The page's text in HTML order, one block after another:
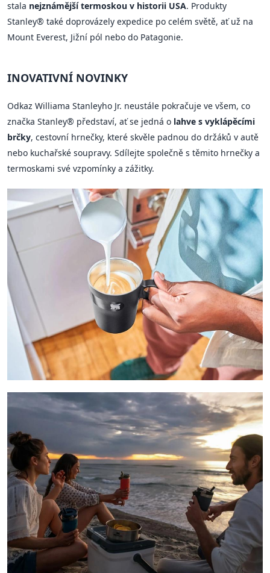
stala nejznámější termoskou v historii USA. Produkty
Stanley® také doprovázely expedice po celém světě, ať už na
Mount Everest, Jižní pól nebo do Patagonie.
INOVATIVNÍ NOVINKY
Odkaz Williama Stanleyho Jr. neustále pokračuje ve všem, co
značka Stanley® představí, ať se jedná o lahve s vyklápěcími
brčky, cestovní hrnečky, které skvěle padnou do držáků v autě
nebo kuchařské soupravy. Sdílejte společně s těmito hrnečky a
termoskami své vzpomínky a zážitky.